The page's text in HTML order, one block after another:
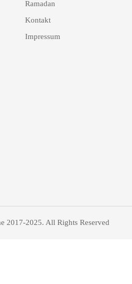
Ramadan
Kontakt
Impressum
2017-2025. All Rights Reserved